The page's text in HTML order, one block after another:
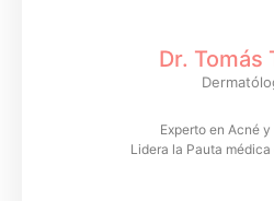
Dr. Tomás
Experto en Acné y
Lidera la Pauta médica